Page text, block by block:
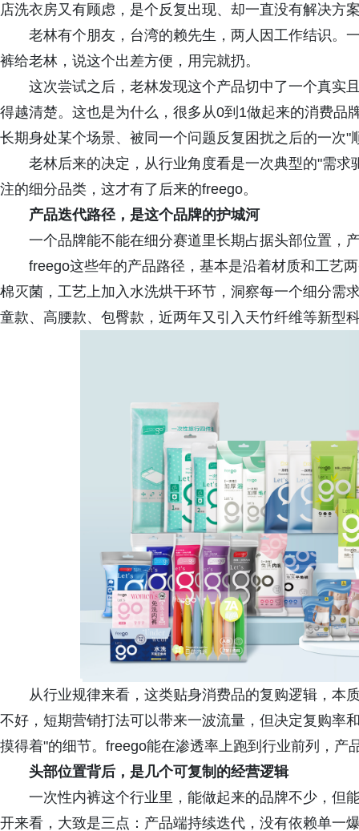
店洗衣房又有顾虑，是个反复出现、却一直没有解决方
老林有个朋友，台湾的赖先生，两人因工作结识。
裤给老林，说这个出差方便，用完就扔。
这次尝试之后，老林发现这个产品切中了一个真
得越清楚。这也是为什么，很多从0到1做起来的消费品
长期身处某个场景、被同一个问题反复困扰之后的一次"
老林后来的决定，从行业角度看是一次典型的"需
注的细分品类，这才有了后来的freego。
产品迭代路径，是这个品牌的护城河
一个品牌能不能在细分赛道里长期占据头部位置，
freego这些年的产品路径，基本是沿着材质和工艺
棉灭菌，工艺上加入水洗烘干环节，洞察每一个细分
童款、高腰款、包臀款，近两年又引入天竹纤维等新型
从行业规律来看，这类贴身消费品的复购逻辑，本
不好，短期营销打法可以带来一波流量，但决定复购率
摸得着"的细节。freego能在渗透率上跑到行业前列，产
头部位置背后，是几个可复制的经营逻辑
一次性内裤这个行业里，能做起来的品牌不少，但
开来看，大致是三点：产品端持续迭代，没有依赖单一